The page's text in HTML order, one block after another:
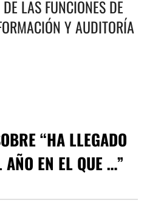
LAS FUNCIONES DE
Y AUDITORÍA
“HA LLEGADO
AÑO EN EL QUE …”